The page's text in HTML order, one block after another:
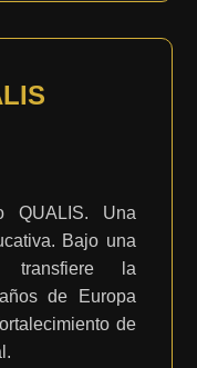
QUALIS. Una
Bajo una
transfiere la
de Europa
de